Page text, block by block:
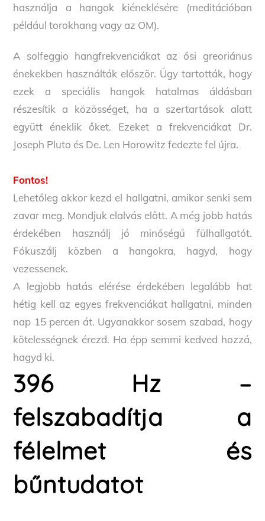
használja a hangok kiéneklésére (meditációban
például torokhang vagy az OM).
A solfeggio hangfrekvenciákat az ősi greoriánus
énekekben használták először. Úgy tartották, hogy
ezek a speciális hangok hatalmas áldásban
részesítik a közösséget, ha a szertartások alatt
együtt éneklik őket. Ezeket a frekvenciákat Dr.
Joseph Pluto és De. Len Horowitz fedezte fel újra.
Fontos!
Lehetőleg akkor kezd el hallgatni, amikor senki sem
zavar meg. Mondjuk elalvás előtt. A még jobb hatás
érdekében használj jó minőségű fülhallgatót.
Fókuszálj közben a hangokra, hagyd, hogy
vezessenek.
A legjobb hatás elérése érdekében legalább hat
hétig kell az egyes frekvenciákat hallgatni, minden
nap 15 percen át. Ugyanakkor sosem szabad, hogy
kötelességnek érezd. Ha épp semmi kedved hozzá,
hagyd ki.
396 Hz –
felszabadítja a
félelmet és
bűntudatot